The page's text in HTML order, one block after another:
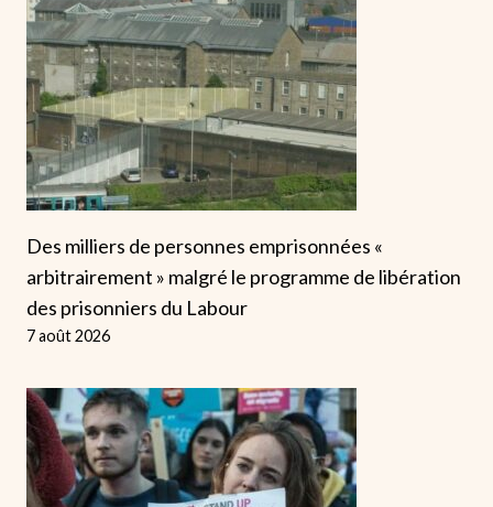
Des milliers de personnes emprisonnées «
arbitrairement » malgré le programme de libération
des prisonniers du Labour
7 août 2026